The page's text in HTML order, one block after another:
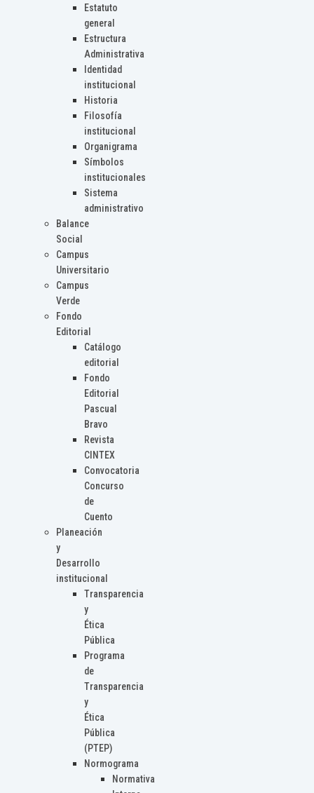
Estatuto
general
Estructura
Administrativa
Identidad
institucional
Historia
Filosofía
institucional
Organigrama
Símbolos
institucionales
Sistema
administrativo
Balance
Social
Campus
Universitario
Campus
Verde
Fondo
Editorial
Catálogo
editorial
Fondo
Editorial
Pascual
Bravo
Revista
CINTEX
Convocatoria
Concurso
de
Cuento
Planeación
y
Desarrollo
institucional
Transparencia
y
Ética
Pública
Programa
de
Transparencia
y
Ética
Pública
(PTEP)
Normograma
Normativa